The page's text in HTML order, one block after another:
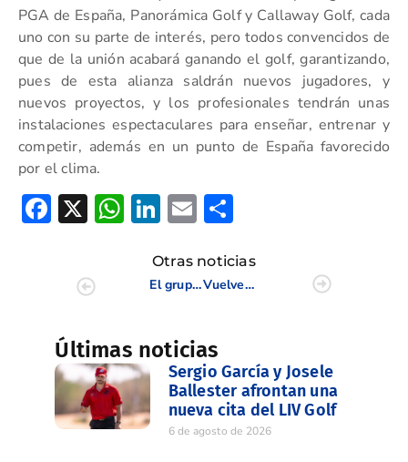
PGA de España, Panorámica Golf y Callaway Golf, cada
uno con su parte de interés, pero todos convencidos de
que de la unión acabará ganando el golf, garantizando,
pues de esta alianza saldrán nuevos jugadores, y
nuevos proyectos, y los profesionales tendrán unas
instalaciones espectaculares para enseñar, entrenar y
competir, además en un punto de España favorecido
por el clima.
Facebook
X WhatsApp
LinkedIn
Email
Otras noticias
El grupo de trabajo CTAF echa a andar con Martina Navarro y Patricia Bañón
Vuelve la Levante Cup en su XX edición que se disputará en Panorámica Golf
Últimas noticias
Sergio García y Josele
Ballester afrontan una
nueva cita del LIV Golf
6 de agosto de 2026